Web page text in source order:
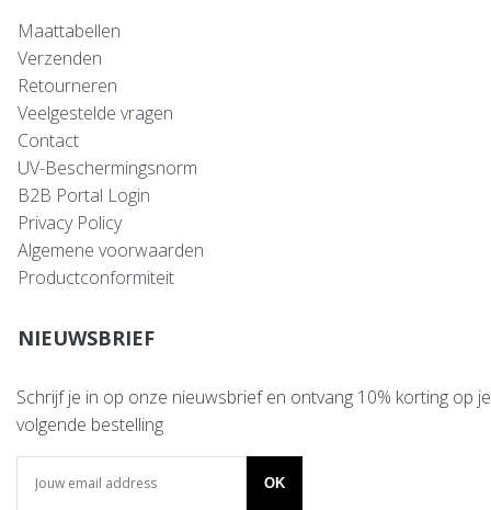
Maattabellen
Verzenden
Retourneren
Veelgestelde vragen
Contact
UV-Beschermingsnorm
B2B Portal Login
Privacy Policy
Algemene voorwaarden
Productconformiteit
NIEUWSBRIEF
Schrijf je in op onze nieuwsbrief en ontvang 10% korting op je
volgende bestelling
OK